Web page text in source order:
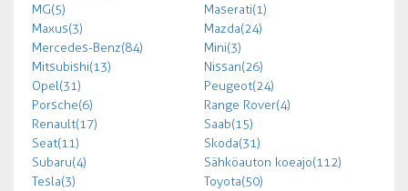
MG (5)
Maserati (1)
Maxus (3)
Mazda (24)
Mercedes-Benz (84)
Mini (3)
Mitsubishi (13)
Nissan (26)
Opel (31)
Peugeot (24)
Porsche (6)
Range Rover (4)
Renault (17)
Saab (15)
Seat (11)
Skoda (31)
Subaru (4)
Sähköauton koeajo (112)
Tesla (3)
Toyota (50)